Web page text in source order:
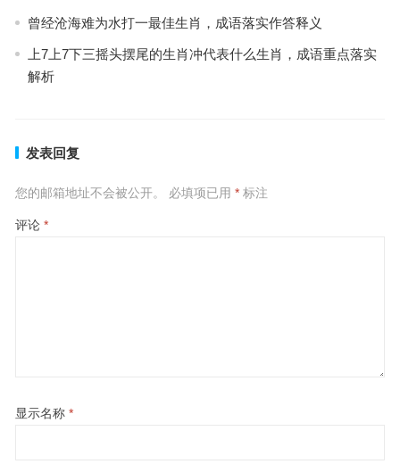
曾经沧海难为水打一最佳生肖，成语落实作答释义
上7上7下三摇头摆尾的生肖冲代表什么生肖，成语重点落实
解析
发表回复
您的邮箱地址不会被公开。 必填项已用 *标注
评论 *
显示名称 *